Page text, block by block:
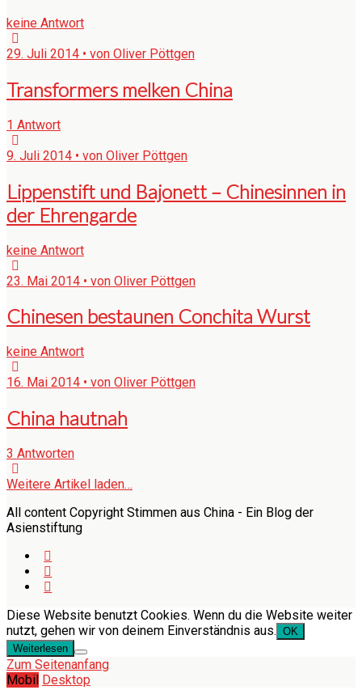
keine Antwort
29. Juli 2014 • von Oliver Pöttgen
Transformers melken China
1 Antwort
9. Juli 2014 • von Oliver Pöttgen
Lippenstift und Bajonett – Chinesinnen in
der Ehrengarde
keine Antwort
23. Mai 2014 • von Oliver Pöttgen
Chinesen bestaunen Conchita Wurst
keine Antwort
16. Mai 2014 • von Oliver Pöttgen
China hautnah
3 Antworten
Weitere Artikel laden…
All content Copyright Stimmen aus China - Ein Blog der
Asienstiftung
Diese Website benutzt Cookies. Wenn du die Website weiter
nutzt, gehen wir von deinem Einverständnis aus. OK
Weiterlesen
Zum Seitenanfang
Mobil Desktop